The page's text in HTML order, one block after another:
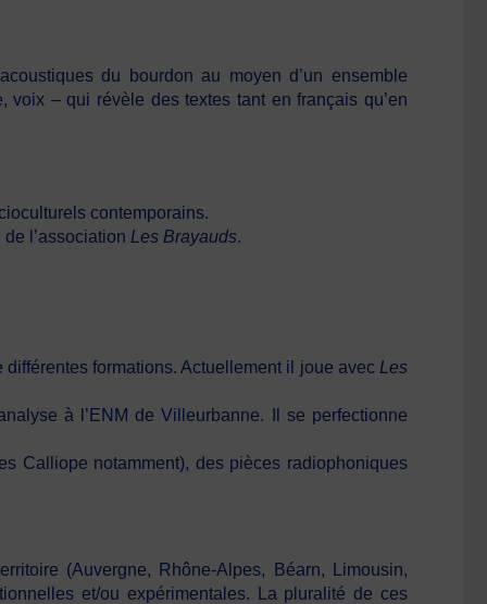
du bourdon au moyen d’un ensemble
voix – qui révèle des textes tant en français qu’en
contemporains.
l’association Les Brayauds.
formations. Actuellement il joue avec Les
à l’ENM de Villeurbanne. Il se perfectionne
Calliope notamment), des pièces radiophoniques
(Auvergne, Rhône-Alpes, Béarn, Limousin,
et/ou expérimentales. La pluralité de ces